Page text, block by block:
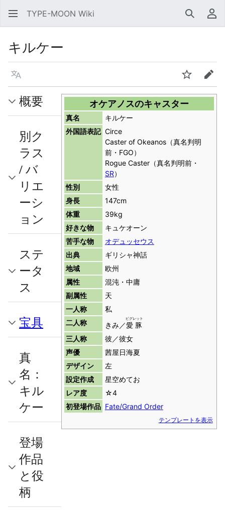
TYPE-MOON Wiki 検索 利
キルケー
言語 ウォッチ編集
オケアノスのキャスター
真名
キルケー
外国語表記 Circe
Caster of Okeanos（真名判明
前・FGO）
Rogue Caster（真名判明前・
SR）
性別
女性
身長
147cm
体重
39kg
好きな物
キュケオーン
苦手な物
オデュッセウス
出典
ギリシャ神話
地域
欧州
属性
混沌・中庸
副属性
天
一人称
私
二人称
きみ／愛豚
ピグレット
三人称
彼／彼女
声優
茜屋日海夏
デザイン
左
設定作成
星空めてお
レア度
☆4
初登場作品 Fate/Grand Order
テンプレートを表示
概要
別ク
ラス
/ バ
リエ
ーシ
ョン
ステ
ータ
ス
宝具
真
名：
キル
ケー
登場
作品
と役
柄